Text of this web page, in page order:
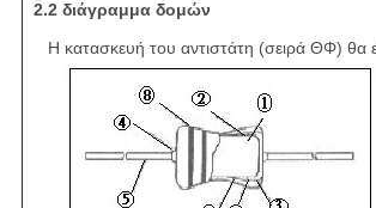
2.2 διάγραμμα δομών
Η κατασκευή του αντιστάτη (σειρά ΘΦ) θα